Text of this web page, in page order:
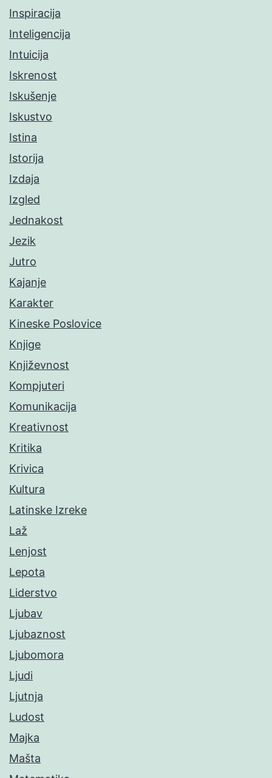
Inspiracija
Inteligencija
Intuicija
Iskrenost
Iskušenje
Iskustvo
Istina
Istorija
Izdaja
Izgled
Jednakost
Jezik
Jutro
Kajanje
Karakter
Kineske Poslovice
Knjige
Književnost
Kompjuteri
Komunikacija
Kreativnost
Kritika
Krivica
Kultura
Latinske Izreke
Laž
Lenjost
Lepota
Liderstvo
Ljubav
Ljubaznost
Ljubomora
Ljudi
Ljutnja
Ludost
Majka
Mašta